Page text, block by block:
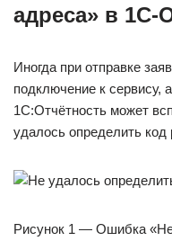
адреса» в 1С-
Иногда при отправке
подключение к сервису,
1С:Отчётность может
удалось определить
Рисунок 1 — Ошибка «Не